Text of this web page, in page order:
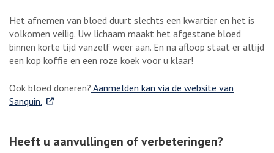
Het afnemen van bloed duurt slechts een kwartier en het is
volkomen veilig. Uw lichaam maakt het afgestane bloed
binnen korte tijd vanzelf weer aan. En na afloop staat er altijd
een kop koffie en een roze koek voor u klaar!
Ook bloed doneren? Aanmelden kan via de website van
Sanquin. . Externe link
Heeft u aanvullingen of verbeteringen?